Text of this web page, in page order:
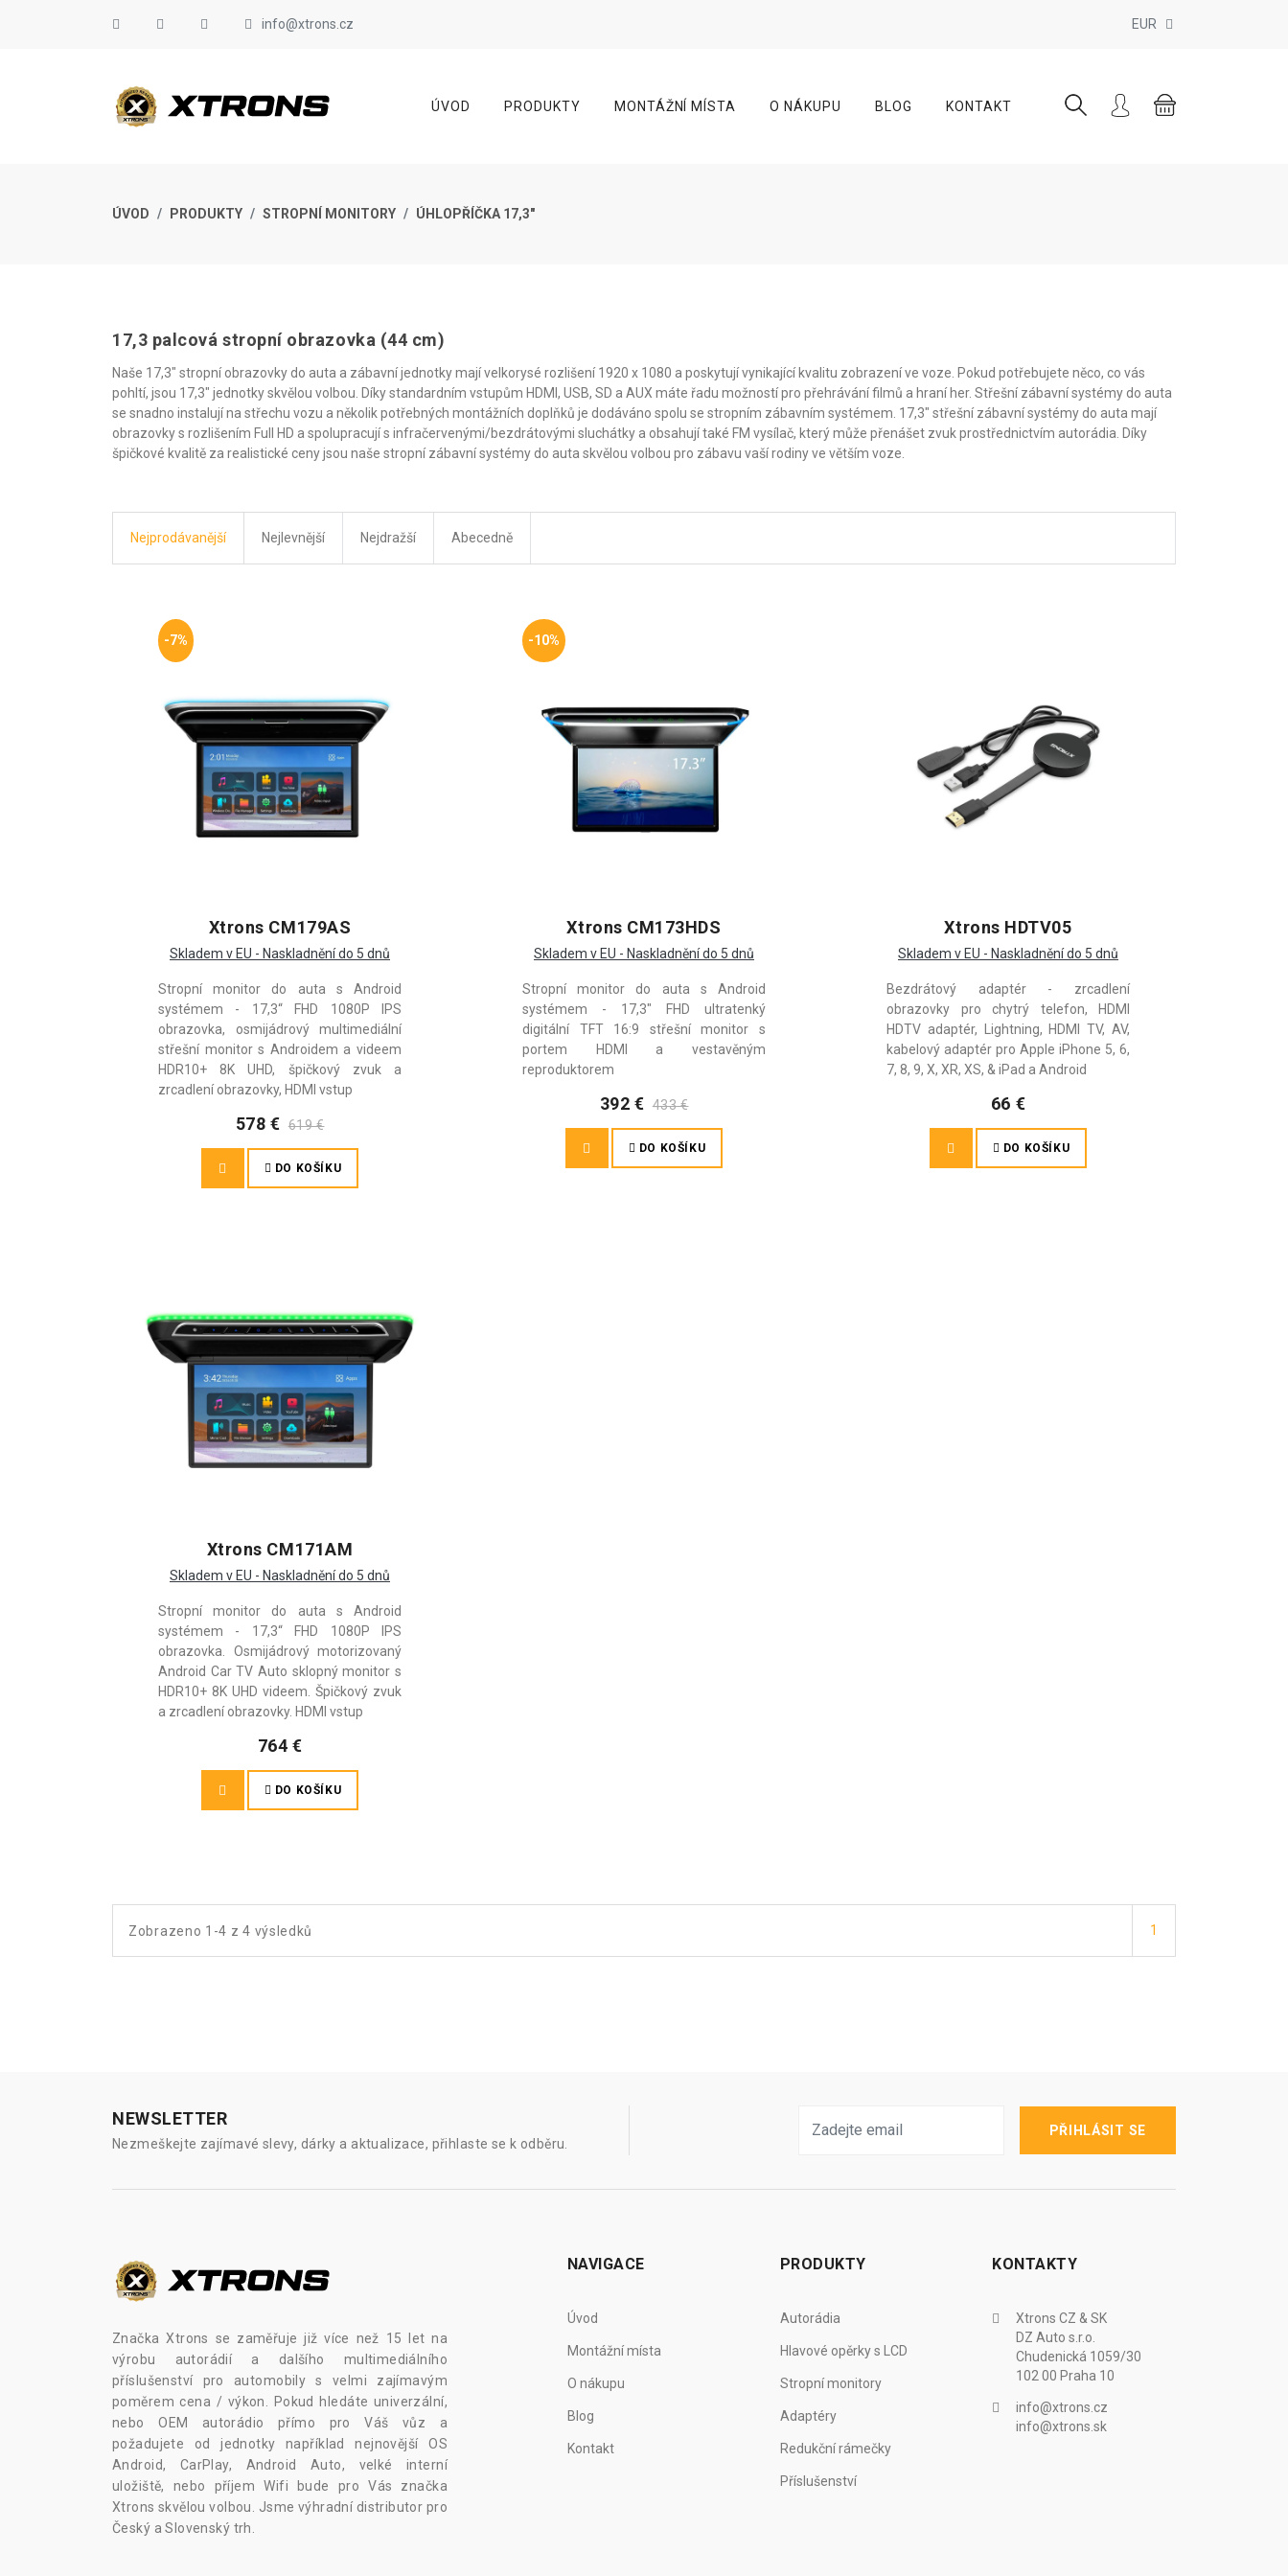
info@xtrons.cz EUR
ÚVOD PRODUKTY MONTÁŽNÍ MÍSTA O NÁKUPU BLOG KONTAKT
ÚVOD PRODUKTY STROPNÍ MONITORY ÚHLOPŘÍČKA 17,3"
17,3 palcová stropní obrazovka (44 cm)
Naše 17,3" stropní obrazovky do auta a zábavní jednotky mají velkorysé rozlišení 1920 x 1080 a poskytují vynikající kvalitu zobrazení ve voze. Pokud potřebujete něco, co vás
pohltí, jsou 17,3" jednotky skvělou volbou. Díky standardním vstupům HDMI, USB, SD a AUX máte řadu možností pro přehrávání filmů a hraní her. Střešní zábavní systémy do auta
se snadno instalují na střechu vozu a několik potřebných montážních doplňků je dodáváno spolu se stropním zábavním systémem. 17,3" střešní zábavní systémy do auta mají
obrazovky s rozlišením Full HD a spolupracují s infračervenými/bezdrátovými sluchátky a obsahují také FM vysílač, který může přenášet zvuk prostřednictvím autorádia. Díky
špičkové kvalitě za realistické ceny jsou naše stropní zábavní systémy do auta skvělou volbou pro zábavu vaší rodiny ve větším voze.
Nejprodávanější Nejlevnější Nejdražší Abecedně
-7%
Xtrons CM179AS
Skladem v EU - Naskladnění do 5 dnů
Stropní monitor do auta s Android
systémem - 17,3“ FHD 1080P IPS
obrazovka, osmijádrový multimediální
střešní monitor s Androidem a videem
HDR10+ 8K UHD, špičkový zvuk a
zrcadlení obrazovky, HDMI vstup
578 € 619 €
DO KOŠÍKU
-10%
Xtrons CM173HDS
Skladem v EU - Naskladnění do 5 dnů
Stropní monitor do auta s Android
systémem - 17,3" FHD ultratenký
digitální TFT 16:9 střešní monitor s
portem HDMI a vestavěným
reproduktorem
392 € 433 €
DO KOŠÍKU
Xtrons HDTV05
Skladem v EU - Naskladnění do 5 dnů
Bezdrátový adaptér - zrcadlení
obrazovky pro chytrý telefon, HDMI
HDTV adaptér, Lightning, HDMI TV, AV,
kabelový adaptér pro Apple iPhone 5, 6,
7, 8, 9, X, XR, XS, & iPad a Android
66 €
DO KOŠÍKU
Xtrons CM171AM
Skladem v EU - Naskladnění do 5 dnů
Stropní monitor do auta s Android
systémem - 17,3“ FHD 1080P IPS
obrazovka. Osmijádrový motorizovaný
Android Car TV Auto sklopný monitor s
HDR10+ 8K UHD videem. Špičkový zvuk
a zrcadlení obrazovky. HDMI vstup
764 €
DO KOŠÍKU
Zobrazeno 1-4 z 4 výsledků 1
NEWSLETTER
Nezmeškejte zajímavé slevy, dárky a aktualizace, přihlaste se k odběru.
PŘIHLÁSIT SE
Značka Xtrons se zaměřuje již více než 15 let na
výrobu autorádií a dalšího multimediálního
příslušenství pro automobily s velmi zajímavým
poměrem cena / výkon. Pokud hledáte univerzální,
nebo OEM autorádio přímo pro Váš vůz a
požadujete od jednotky například nejnovější OS
Android, CarPlay, Android Auto, velké interní
uložiště, nebo příjem Wifi bude pro Vás značka
Xtrons skvělou volbou. Jsme výhradní distributor pro
Český a Slovenský trh.
NAVIGACE
Úvod
Montážní místa
O nákupu
Blog
Kontakt
PRODUKTY
Autorádia
Hlavové opěrky s LCD
Stropní monitory
Adaptéry
Redukční rámečky
Příslušenství
KONTAKTY
Xtrons CZ & SK
DZ Auto s.r.o.
Chudenická 1059/30
102 00 Praha 10
info@xtrons.cz
info@xtrons.sk